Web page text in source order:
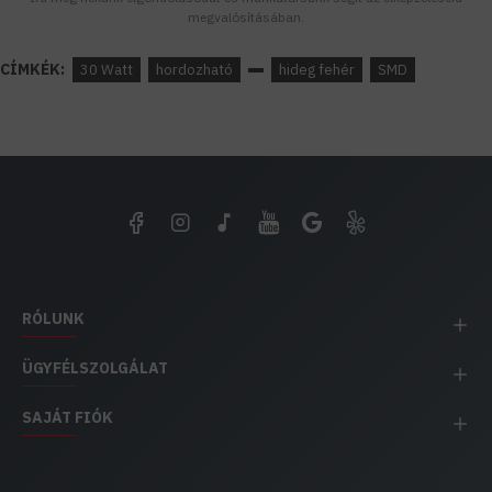
megvalósításában.
CÍMKÉK: 30 Watt hordozható hideg fehér SMD
RÓLUNK
ÜGYFÉLSZOLGÁLAT
SAJÁT FIÓK